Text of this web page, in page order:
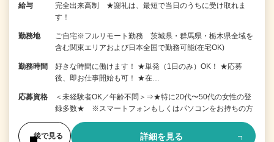
給与
完全出来高制 ★謝礼は、最短で当日のうちに受け取れま
す！
勤務地
ご自宅※フルリモート勤務 茨城県・群馬県・栃木県全域を
含む関東エリアおよび日本全国で勤務可能(在宅OK)
勤務時間
好きな時間に働けます！ ★単発（1日のみ）OK！ ★応募
後、即お仕事開始も可！ ★在…
応募資格
＜未経験者OK／年齢不問＞⇒★特に20代〜50代の女性の登
録多数★ ※スマートフォンもしくはパソコンをお持ちの方
後で見る 詳細を見る